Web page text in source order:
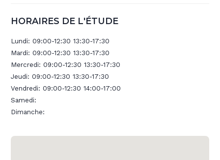
HORAIRES DE L'ÉTUDE
Lundi:09:00-12:30 13:30-17:30
Mardi:09:00-12:30 13:30-17:30
Mercredi:09:00-12:30 13:30-17:30
Jeudi:09:00-12:30 13:30-17:30
Vendredi:09:00-12:30 14:00-17:00
Samedi:
Dimanche: